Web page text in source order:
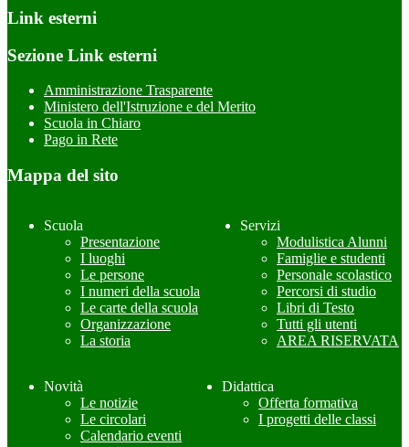
Link esterni
Sezione Link esterni
Amministrazione Trasparente
Ministero dell'Istruzione e del Merito
Scuola in Chiaro
Pago in Rete
Mappa del sito
Scuola
Presentazione
I luoghi
Le persone
I numeri della scuola
Le carte della scuola
Organizzazione
La storia
Servizi
Modulistica Alunni
Famiglie e studenti
Personale scolastico
Percorsi di studio
Libri di Testo
Tutti gli utenti
AREA RISERVATA
Novità
Le notizie
Le circolari
Calendario eventi
Didattica
Offerta formativa
I progetti delle classi